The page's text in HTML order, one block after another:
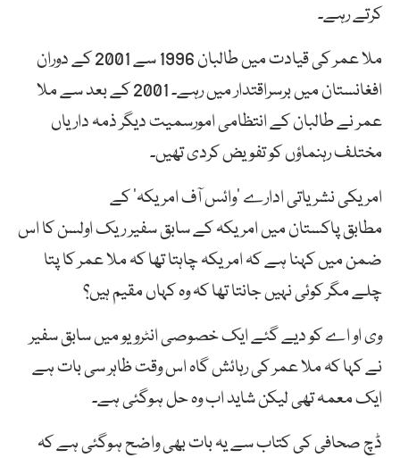
کرتے رہے۔
ملا عمر کی قیادت میں طالبان 1996 سے 2001 کے دوران
افغانستان میں برسراقتدار میں رہے۔ 2001 کے بعد سے ملا
عمر نے طالبان کے انتظامی امورسمیت دیگر ذمہ داریاں
مختلف رہنماؤں کو تفویض کردی تھیں۔
امریکی نشریاتی ادارے ’وائس آف امریکہ‘ کے
مطابق پاکستان میں امریکہ کے سابق سفیر ریک اولسن کا اس
ضمن میں کہنا ہے کہ امریکہ چاہتا تھا کہ ملا عمر کا پتا
چلے مگر کوئی نہیں جانتا تھا کہ وہ کہاں مقیم ہیں؟
وی او اے کو دیے گئے ایک خصوصی انٹرویو میں سابق سفیر
نے کہا کہ ملا عمر کی رہائش گاہ اس وقت ظاہر سی بات ہے
ایک معمہ تھی لیکن شاید اب وہ حل ہوگئی ہے۔
ڈچ صحافی کی کتاب سے یہ بات بھی واضح ہوگئی ہے کہ